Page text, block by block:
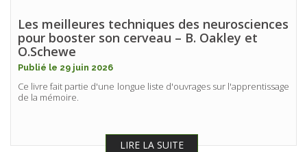
Les meilleures techniques des neurosciences
pour booster son cerveau – B. Oakley et
O.Schewe
Publié le 29 juin 2026
Ce livre fait partie d'une longue liste d'ouvrages sur l'apprentissage
de la mémoire.
LIRE LA SUITE